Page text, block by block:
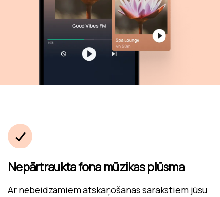
Nepārtraukta fona mūzikas plūsma
Ar nebeidzamiem atskaņošanas sarakstiem jūsu